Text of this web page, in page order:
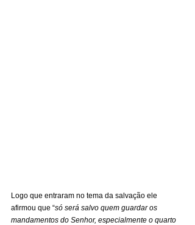
Logo que entraram no tema da salvação ele
afirmou que “só será salvo quem guardar os
mandamentos do Senhor, especialmente o quarto